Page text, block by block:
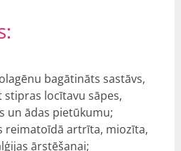
:
bagātināts sastāvs,
stipras locītavu sāpes,
un ādas pietūkumu;
reimatoīdā artrīta, miozīta,
ārstēšanai;